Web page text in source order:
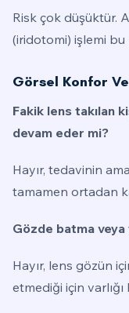
Risk çok düşüktür.
(iridotomi) işlemi
Görsel Konfor
Fakik lens takılan
devam eder mi?
Hayır, tedavinin
tamamen ortadan
Gözde batma veya
Hayır, lens gözün
etmediği için varlığı